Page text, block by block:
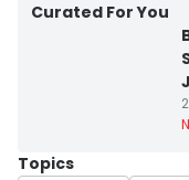
Curated For You
Topics